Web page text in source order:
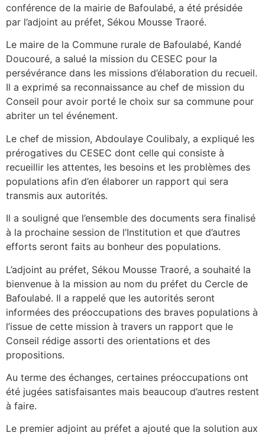
conférence de la mairie de Bafoulabé, a été présidée
par l’adjoint au préfet, Sékou Mousse Traoré.
Le maire de la Commune rurale de Bafoulabé, Kandé
Doucouré, a salué la mission du CESEC pour la
persévérance dans les missions d’élaboration du recueil.
Il a exprimé sa reconnaissance au chef de mission du
Conseil pour avoir porté le choix sur sa commune pour
abriter un tel événement.
Le chef de mission, Abdoulaye Coulibaly, a expliqué les
prérogatives du CESEC dont celle qui consiste à
recueillir les attentes, les besoins et les problèmes des
populations afin d’en élaborer un rapport qui sera
transmis aux autorités.
Il a souligné que l’ensemble des documents sera finalisé
à la prochaine session de l’Institution et que d’autres
efforts seront faits au bonheur des populations.
L’adjoint au préfet, Sékou Mousse Traoré, a souhaité la
bienvenue à la mission au nom du préfet du Cercle de
Bafoulabé. Il a rappelé que les autorités seront
informées des préoccupations des braves populations à
l’issue de cette mission à travers un rapport que le
Conseil rédige assorti des orientations et des
propositions.
Au terme des échanges, certaines préoccupations ont
été jugées satisfaisantes mais beaucoup d’autres restent
à faire.
Le premier adjoint au préfet a ajouté que la solution aux